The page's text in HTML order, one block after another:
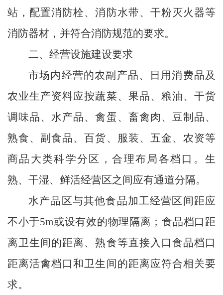
站，配置消防栓、消防水带、干粉灭火器等
消防器材，并符合消防规范的要求。
二、经营设施建设要求
市场内经营的农副产品、日用消费品及
农业生产资料应按蔬菜、果品、粮油、干货
调味品、水产品、禽蛋、畜禽肉、豆制品、
熟食、副食品、百货、服装、五金、农资等
商品大类科学分区，合理布局各档口。生
熟、干湿、鲜活经营区之间应有通道分隔。
水产品区与其他食品加工经营区间距应
不小于5m或设有效的物理隔离；食品档口距
离卫生间的距离、熟食等直接入口食品档口
距离活禽档口和卫生间的距离应符合相关要
求。